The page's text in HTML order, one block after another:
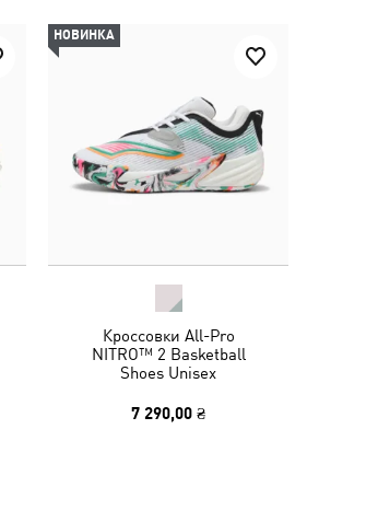
НОВИНКА
Кроссовки All-Pro
NITRO™ 2 Basketball
Shoes Unisex
7 290,00 ₴